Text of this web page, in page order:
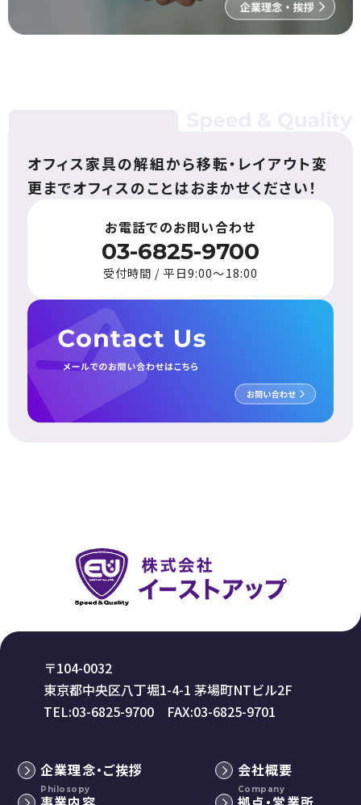
オフィス家具の解組から移転・レイアウト変
更までオフィスのことはおまかせください！
お電話でのお問い合わせ
03-6825-9700
受付時間 / 平日9:00〜18:00
〒104-0032
東京都中央区八丁堀1-4-1 茅場町NTビル2F
TEL:03-6825-9700 FAX:03-6825-9701
企業理念・ご挨拶
Philosopy
会社概要
Company